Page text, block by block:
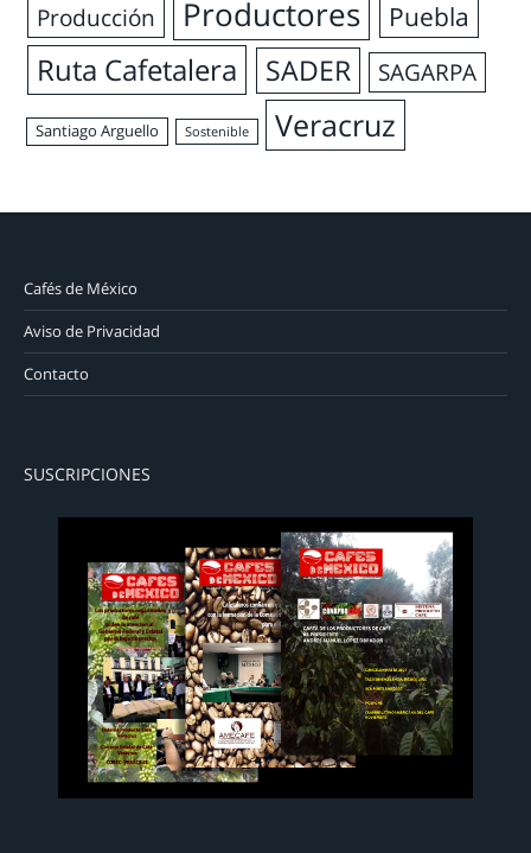
Producción Productores Puebla
Ruta Cafetalera SADER SAGARPA
Santiago Arguello Sostenible Veracruz
Cafés de México
Aviso de Privacidad
Contacto
SUSCRIPCIONES